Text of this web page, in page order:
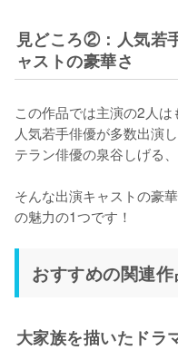
見どころ②：人気若
ャストの豪華さ
この作品では主演の2人
人気若手俳優が多数出演
テラン俳優の泉谷しげる
そんな出演キャストの豪
の魅力の1つです！
おすすめの関連
大家族を描いたドラ